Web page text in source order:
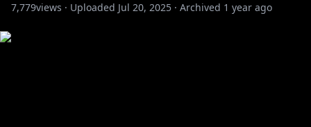
7,779views · Uploaded Jul 20, 2025 · Archived 1 year ago